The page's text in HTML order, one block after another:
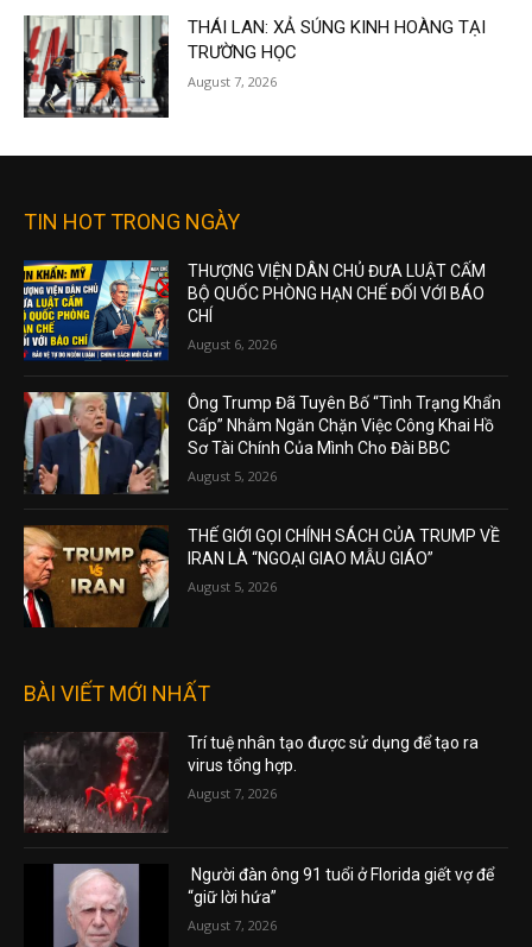
THÁI LAN: XẢ SÚNG KINH HOÀNG TẠI
TRƯỜNG HỌC
August 7, 2026
TIN HOT TRONG NGÀY
THƯỢNG VIỆN DÂN CHỦ ĐƯA LUẬT CẤM
BỘ QUỐC PHÒNG HẠN CHẾ ĐỐI VỚI BÁO
CHÍ
August 6, 2026
Ông Trump Đã Tuyên Bố “Tình Trạng Khẩn
Cấp” Nhằm Ngăn Chặn Việc Công Khai Hồ
Sơ Tài Chính Của Mình Cho Đài BBC
August 5, 2026
THẾ GIỚI GỌI CHÍNH SÁCH CỦA TRUMP VỀ
IRAN LÀ “NGOẠI GIAO MẪU GIÁO”
August 5, 2026
BÀI VIẾT MỚI NHẤT
Trí tuệ nhân tạo được sử dụng để tạo ra
virus tổng hợp.
August 7, 2026
Người đàn ông 91 tuổi ở Florida giết vợ để
“giữ lời hứa”
August 7, 2026